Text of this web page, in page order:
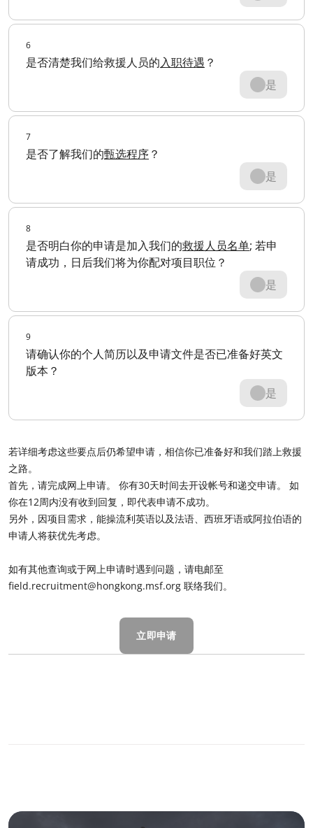
6
是否清楚我们给救援人员的入职待遇 ？
是
7
是否了解我们的甄选程序？
是
8
是否明白你的申请是加入我们的救援人员名单; 若申
请成功，日后我们将为你配对项目职位？
是
9
请确认你的个人简历以及申请文件是否已准备好英文
版本？
是
若详细考虑这些要点后仍希望申请，相信你已准备好和我们踏上救援
之路。
首先，请完成网上申请。 你有30天时间去开设帐号和递交申请。 如
你在12周内没有收到回复，即代表申请不成功。
另外，因项目需求，能操流利英语以及法语、西班牙语或阿拉伯语的
申请人将获优先考虑。
如有其他查询或于网上申请时遇到问题，请电邮至
field.recruitment@hongkong.msf.org 联络我们。
立即申请
MSF 前线招募流程